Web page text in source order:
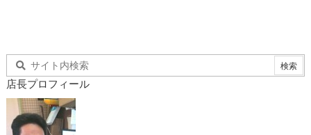
店長プロフィール